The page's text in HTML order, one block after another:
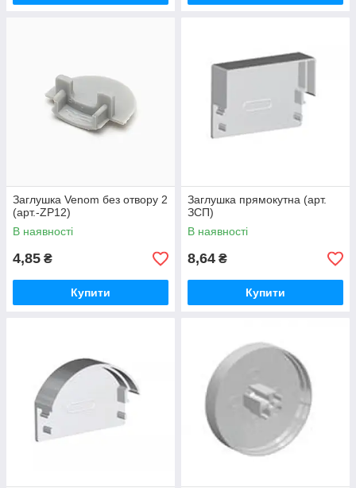
Заглушка Venom без отвору 2
(арт.-ZP12)
В наявності
4,85 ₴
Купити
Заглушка прямокутна (арт.
ЗСП)
В наявності
8,64 ₴
Купити